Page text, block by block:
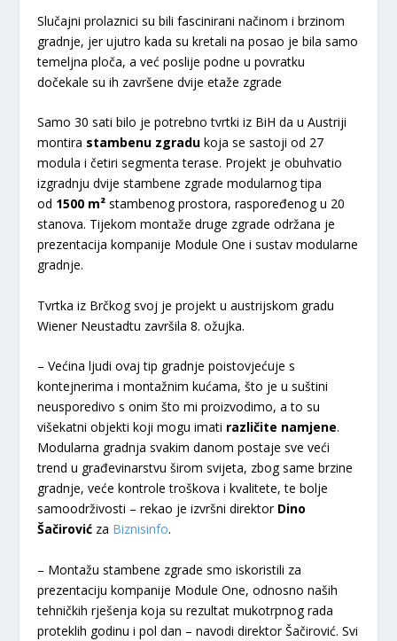
Slučajni prolaznici su bili fascinirani načinom i brzinom
gradnje, jer ujutro kada su kretali na posao je bila samo
temeljna ploča, a već poslije podne u povratku
dočekale su ih završene dvije etaže zgrade
Samo 30 sati bilo je potrebno tvrtki iz BiH da u Austriji
montira stambenu zgradukoja se sastoji od 27
modula i četiri segmenta terase. Projekt je obuhvatio
izgradnju dvije stambene zgrade modularnog tipa
od 1500 m² stambenog prostora, raspoređenog u 20
stanova. Tijekom montaže druge zgrade održana je
prezentacija kompanije Module One i sustav modularne
gradnje.
Tvrtka iz Brčkog svoj je projekt u austrijskom gradu
Wiener Neustadtu završila 8. ožujka.
– Većina ljudi ovaj tip gradnje poistovjećuje s
kontejnerima i montažnim kućama, što je u suštini
neusporedivo s onim što mi proizvodimo, a to su
višekatni objekti koji mogu imati različite namjene.
Modularna gradnja svakim danom postaje sve veći
trend u građevinarstvu širom svijeta, zbog same brzine
gradnje, veće kontrole troškova i kvalitete, te bolje
samoodrživosti – rekao je izvršni direktor Dino
Šačirović za Biznisinfo.
– Montažu stambene zgrade smo iskoristili za
prezentaciju kompanije Module One, odnosno naših
tehničkih rješenja koja su rezultat mukotrpnog rada
proteklih godinu i pol dan – navodi direktor Šačirović. Svi